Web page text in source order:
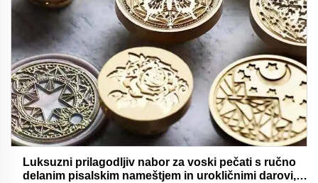
Luksuzni prilagodljiv nabor za voski pečati s ručno
delanim pisalskim nameštjem in urokličnimi darovi,